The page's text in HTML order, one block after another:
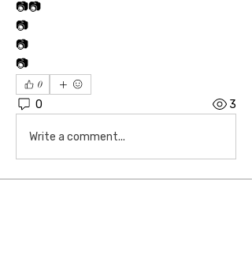
📷📷
📷
📷
📷
0
0 3
Write a comment...